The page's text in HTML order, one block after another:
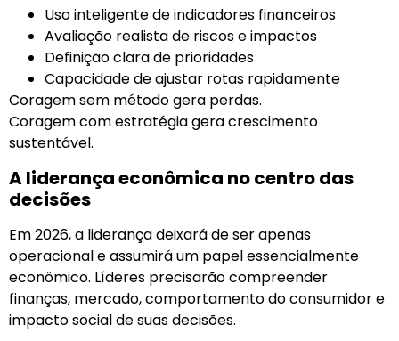
Uso inteligente de indicadores financeiros
Avaliação realista de riscos e impactos
Definição clara de prioridades
Capacidade de ajustar rotas rapidamente
Coragem sem método gera perdas.
Coragem com estratégia gera crescimento
sustentável.
A liderança econômica no centro das
decisões
Em 2026, a liderança deixará de ser apenas
operacional e assumirá um papel essencialmente
econômico. Líderes precisarão compreender
finanças, mercado, comportamento do consumidor e
impacto social de suas decisões.